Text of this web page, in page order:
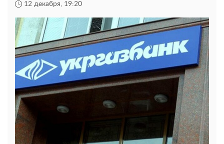
12 декабря, 19:20